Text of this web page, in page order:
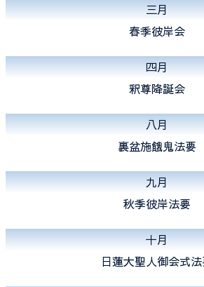
三月
春季彼岸会
四月
釈尊降誕会
八月
裏盆施餓鬼法要
九月
秋季彼岸法要
十月
日蓮大聖人御会式